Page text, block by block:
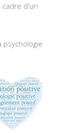
cadre d'un
psychologie